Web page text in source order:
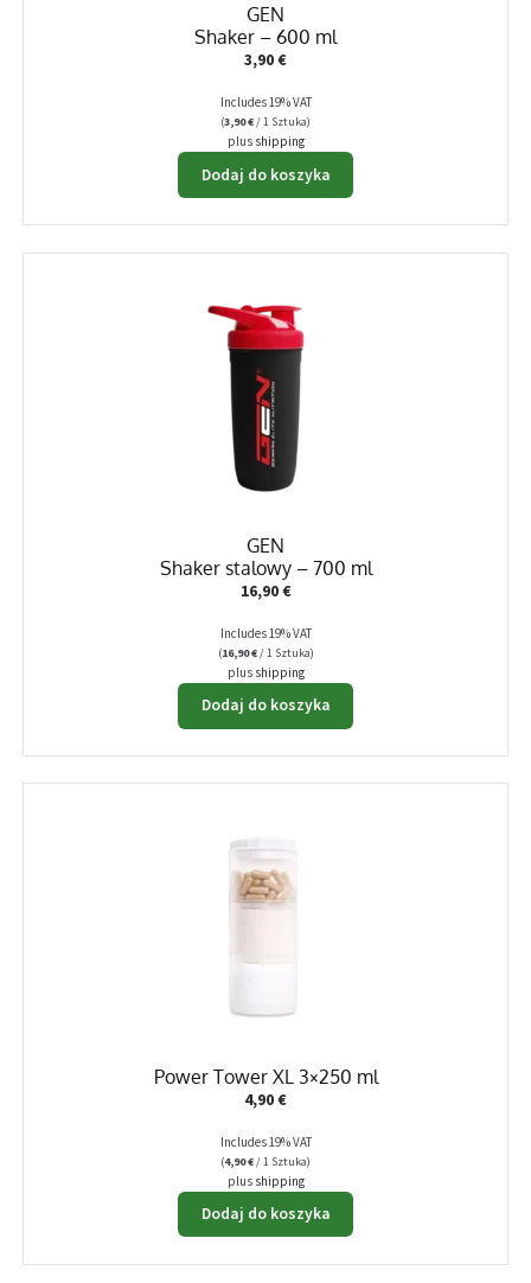
GEN
Shaker – 600 ml
3,90€
Includes 19% VAT
(3,90€/ 1 Sztuka)
plus shipping
Dodaj do koszyka
GEN
Shaker stalowy – 700 ml
16,90€
Includes 19% VAT
(16,90€/ 1 Sztuka)
plus shipping
Dodaj do koszyka
Power Tower XL 3×250 ml
4,90€
Includes 19% VAT
(4,90€ / 1 Sztuka)
plus shipping
Dodaj do koszyka